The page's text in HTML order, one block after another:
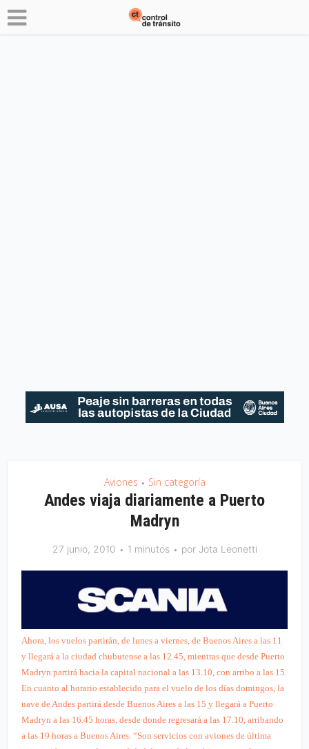
Aviones • Sin categoría
Andes viaja diariamente a Puerto
Madryn
27 junio, 2010 1 minutos por Jota Leonetti
Ahora, los vuelos partirán, de lunes a viernes, de Buenos Aires a las 11
y llegará a la ciudad chubutense a las 12.45, mientras que desde Puerto
Madryn partirá hacia la capital nacional a las 13.10, con arribo a las 15.
En cuanto al horario establecido para el vuelo de los días domingos, la
nave de Andes partirá desde Buenos Aires a las 15 y llegará a Puerto
Madryn a las 16.45 horas, desde donde regresará a las 17.10, arribando
a las 19 horas a Buenos Aires. “Son servicios con aviones de última